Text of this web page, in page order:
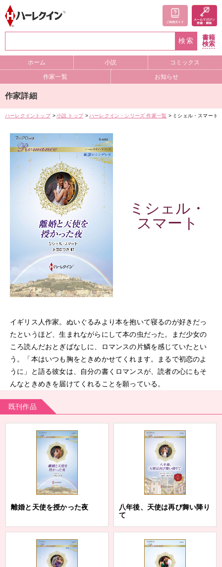
検索
書籍
検索
ホーム 小説 コミックス
作家一覧 お知らせ
作家詳細
ハーレクイントップ 小説 トップ ハーレクイン・シリーズ 作家一覧 ミシェル・スマート
ミシェル・
スマート
イギリス人作家。ぬいぐるみより本を抱いて寝るのが好きだっ
たというほど、生まれながらにして本の虫だった。まだ少女の
ころ読んだおとぎばなしに、ロマンスの片鱗を感じていたとい
う。「本はいつも胸をときめかせてくれます。まるで初恋のよ
うに」と語る彼女は、自分の書くロマンスが、読者の心にもそ
んなときめきを届けてくれることを願っている。
既刊作品
離婚と天使を授かった夜
八年後、天使は再び舞い降り
て